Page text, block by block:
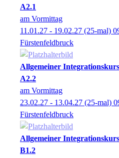
A2.1
am Vormittag
11.01.27 - 19.02.27 (25-mal)
Fürstenfeldbruck
Allgemeiner
A2.2
am Vormittag
23.02.27 - 13.04.27 (25-mal)
Fürstenfeldbruck
Allgemeiner
B1.2